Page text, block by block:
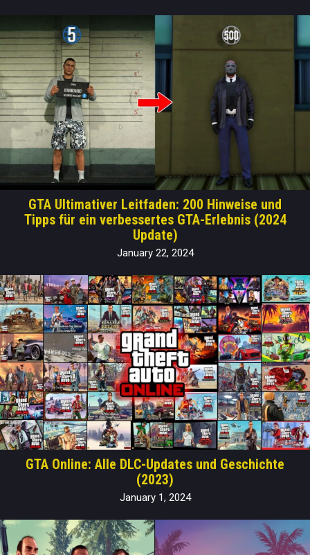
GTA Ultimativer Leitfaden: 200 Hinweise und
Tipps für ein verbessertes GTA-Erlebnis (2024
Update)
January 22, 2024
GTA Online: Alle DLC-Updates und Geschichte
(2023)
January 1, 2024